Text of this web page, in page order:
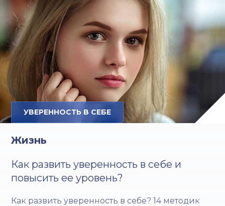
УВЕРЕННОСТЬ В СЕБЕ
Жизнь
Как развить уверенность в себе и
повысить ее уровень?
Как развить уверенность в себе? 14 методик